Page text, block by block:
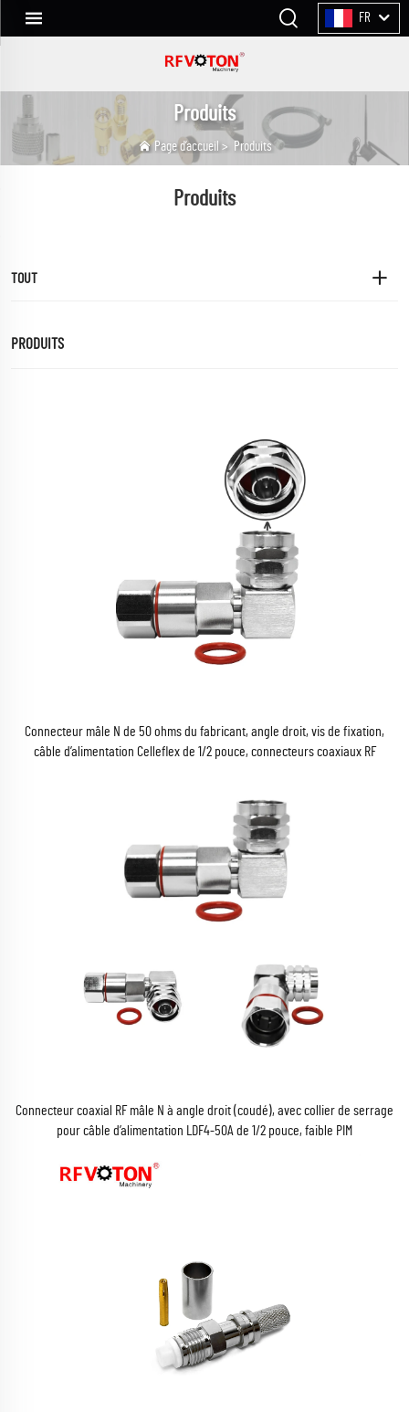
FR
Produits
Page d’accueil > Produits
Produits
TOUT
PRODUITS
Connecteur mâle N de 50 ohms du fabricant, angle droit, vis de fixation,
câble d’alimentation Celleflex de 1/2 pouce, connecteurs coaxiaux RF
Connecteur coaxial RF mâle N à angle droit (coudé), avec collier de serrage
pour câble d’alimentation LDF4-50A de 1/2 pouce, faible PIM